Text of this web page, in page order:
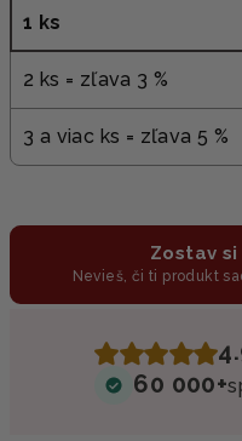
1 ks
2 ks = zľava 3 %
3 a viac ks = zľava 5 %
Zostav
Nevieš, či ti produkt
60 000+